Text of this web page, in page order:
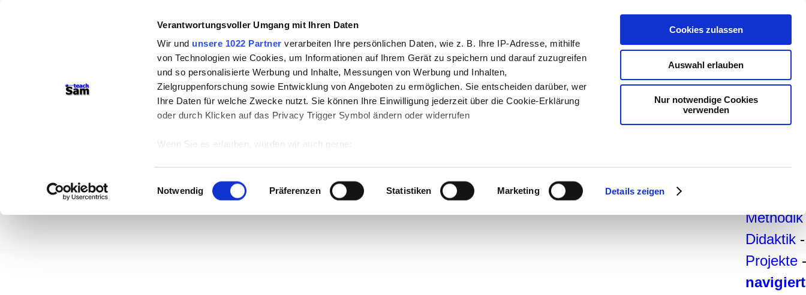
Verantwortungsvoller Umgang mit Ihren Daten
Wir und unsere 1022 Partner verarbeiten Ihre persönlichen Daten, wie z. B. Ihre IP-Adresse, mithilfe
von Technologien wie Cookies, um Informationen auf Ihrem Gerät zu speichern und darauf zuzugreifen
und so personalisierte Werbung und Inhalte, Messungen von Werbung und Inhalten,
Zielgruppenforschung sowie Entwicklung von Angeboten zu ermöglichen. Sie entscheiden darüber, wer
Ihre Daten für welche Zwecke nutzt. Sie können Ihre Einwilligung jederzeit über die Cookie-Erklärung
oder durch Klicken auf das Privacy Trigger Symbol ändern oder widerrufen
Wenn Sie es erlauben, würden wir auch gerne:
Ihr Gerät durch aktives Scannen nach bestimmten Merkmalen (Fingerprinting) identifizieren
Erfahren Sie mehr darüber, wie Ihre persönlichen Daten verarbeitet werden, und legen Sie Ihre
Präferenzen imAbschnitt Einzelheitenfest.
Einwilligungsauswahl
Notwendig Präferenzen Statistiken Marketing Details zeigen
Cookies zulassen
Auswahl erlauben
Nur notwendige Cookies
verwenden
-Deutsch
Didaktik -
Projekte -